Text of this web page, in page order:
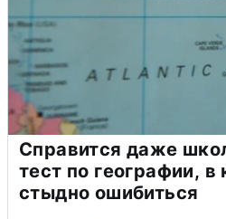
Справится даже
тест по географии, в
стыдно ошибиться